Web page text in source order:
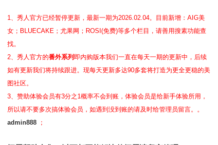
1、秀人官方已经暂停更新，最新一期为2026.02.04。目前新增：AIG美
女；BLUECAKE；尤果网；ROSI(免费)等多个栏目，请善用搜素功能查
找。
2、 秀人官方的番外系列 即内购版本我们一直在每天一期的更新中，后续
如有更新我们将持续跟进。现每天更新多达90多套将打造为更全更稳的美
图社区。
3、赞助体验会员有3分之1概率不会到账，体验会员是给新手体验所用，
所以请不要多次搞体验会员，如遇到没到账的请及时给管理员留言。。
admin888 ；